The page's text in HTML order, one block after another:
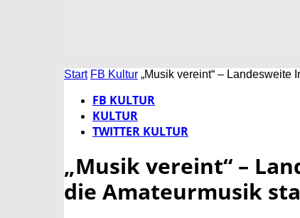
Start FB Kultur „Musik vereint“ – Landesweite
FB KULTUR
KULTUR
TWITTER KULTUR
„Musik vereint“ –
die Amateurmusik